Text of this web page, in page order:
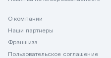
О компании
Наши партнеры
Франшиза
Пользовательское соглашение